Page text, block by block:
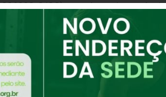
G/GO), ressaltou a importância
e combate de doenças, entre
que agravam o quadro de
apresentadas as Notas Técnicas
coronavírus, bem como, solicitada a
de atividades físicas.